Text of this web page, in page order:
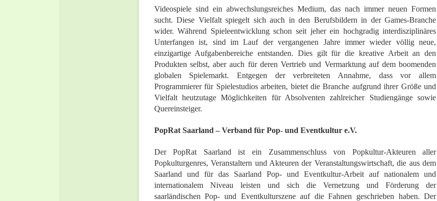
Videospiele sind ein abwechslungsreiches Medium, das nach immer neuen Formen
sucht. Diese Vielfalt spiegelt sich auch in den Berufsbildern in der Games-Branche
wider. Während Spieleentwicklung schon seit jeher ein hochgradig interdisziplinäres
Unterfangen ist, sind im Lauf der vergangenen Jahre immer wieder völlig neue,
einzigartige Aufgabenbereiche entstanden. Dies gilt für die kreative Arbeit an den
Produkten selbst, aber auch für deren Vertrieb und Vermarktung auf dem boomenden
globalen Spielemarkt. Entgegen der verbreiteten Annahme, dass vor allem
Programmierer für Spielestudios arbeiten, bietet die Branche aufgrund ihrer Größe und
Vielfalt heutzutage Möglichkeiten für Absolventen zahlreicher Studiengänge sowie
Quereinsteiger.
PopRat Saarland – Verband für Pop- und Eventkultur e.V.
Der PopRat Saarland ist ein Zusammenschluss von Popkultur-Akteuren aller
Popkulturgenres, Veranstaltern und Akteuren der Veranstaltungswirtschaft, die aus dem
Saarland und für das Saarland Pop- und Eventkultur-Arbeit auf nationalem und
internationalem Niveau leisten und sich die Vernetzung und Förderung der
saarländischen Pop- und Eventkulturszene auf die Fahnen geschrieben haben. Der